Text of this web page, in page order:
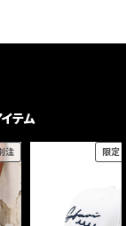
テム
注 限定